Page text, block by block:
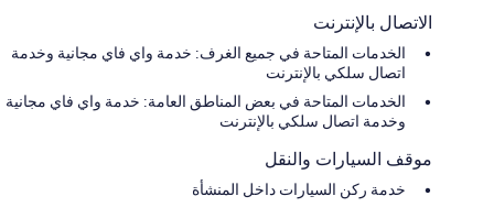
الاتصال بالإنترنت
الخدمات المتاحة في جميع الغرف: خدمة واي فاي مجانية وخدمة
اتصال سلكي بالإنترنت
الخدمات المتاحة في بعض المناطق العامة: خدمة واي فاي مجانية
وخدمة اتصال سلكي بالإنترنت
موقف السيارات والنقل
خدمة ركن السيارات داخل المنشأة